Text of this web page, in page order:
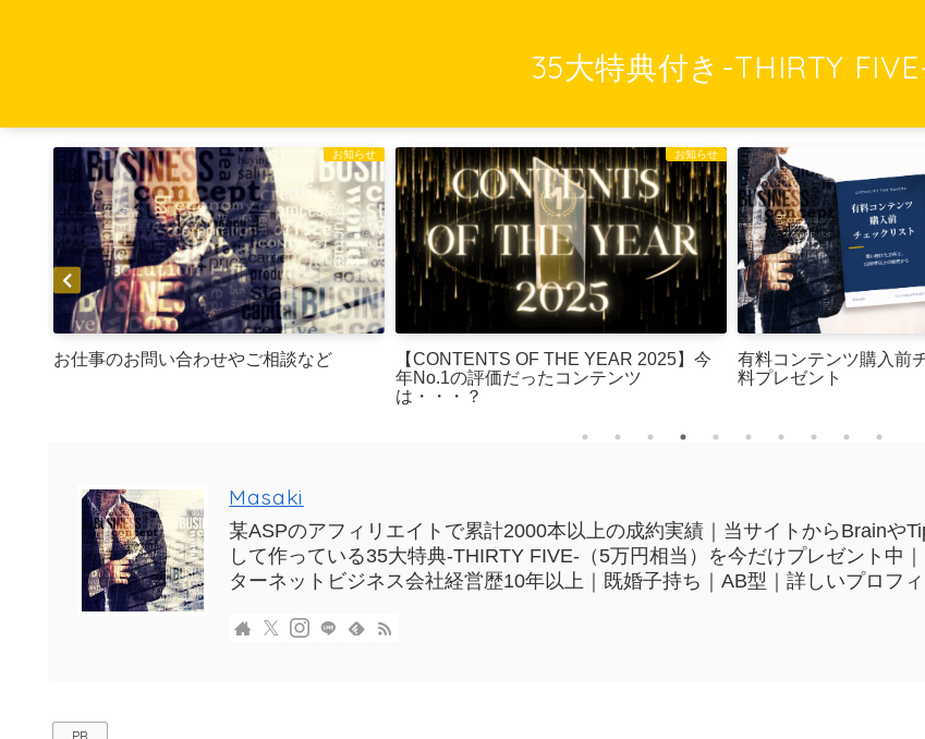
35大特典付き-THIRTY
お知らせ
お仕事のお問い合わせやご相談など
お知らせ
【CONTENTS OF THE YEAR 2025】今
年No.1の評価だったコンテンツ
は・・・？
有料コンテンツ購入前
料プレゼント
Masaki
某ASPのアフィリエイトで累計2000本以上の成約実績｜当サイトからBrainや
して作っている35大特典-THIRTY FIVE-（5万円相当）を今だけプレゼント中
ターネットビジネス会社経営歴10年以上｜既婚子持ち｜AB型｜詳しいプロフ
PR